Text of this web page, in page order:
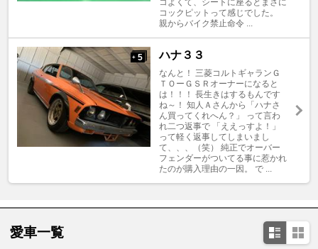
コよくて、シートに座るとまさに
コックピットって感じでした。
親からバイク禁止命令 ...
+ 5 ハナ３３
なんと！ 三菱コルトギャランＧ
ＴＯーＧＳＲオーナーになると
は！！！ 長生きはするもんです
ね～！ 知人Ａさんから「ハナさ
ん買ってくれへん？」 って言わ
れ二つ返事で 「ええっすよ！」
って軽く返事してしまいまし
て、、、（笑） 純正でオーバー
フェンダーがついてる事に惹かれ
たのが購入理由の一因。 で ...
愛車一覧